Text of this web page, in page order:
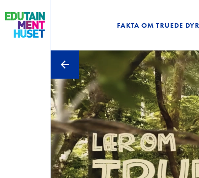
Undervisningsaktiviteter
FAKTA OM TRUEDE DYR